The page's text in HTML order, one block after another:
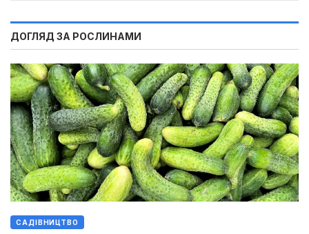
ДОГЛЯД ЗА РОСЛИНАМИ
САДІВНИЦТВО